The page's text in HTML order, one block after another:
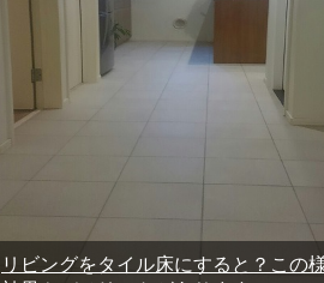
リビングをタイル床にすると？この